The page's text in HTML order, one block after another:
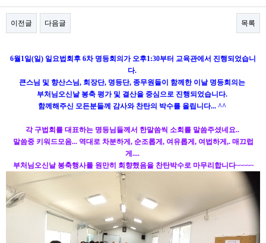
이전글 다음글 목록
6월1일(일) 일요법회후 6차 명등회의가 오후1:30부터 교육관에서 진행되었습니
다.
큰스님 및 향산스님, 회장단, 명등단, 종무원들이 함께한 이날 명등회의는
부처님오신날 봉축 평가 및 결산을 중심으로 진행되었습니다.
함께해주신 모든분들께 감사와 찬탄의 박수를 올립니다... ^^
각 구법회를 대표하는 명등님들께서 한말씀씩 소회를 말씀주셨네요..
말씀중 키워드모음... 역대로 차분하게, 순조롭게, 여유롭게, 여법하게,. 매끄럽
게....
부처님오신날 봉축행사를 원만히 회향했음을 찬탄박수로 마무리합니다~~~~~